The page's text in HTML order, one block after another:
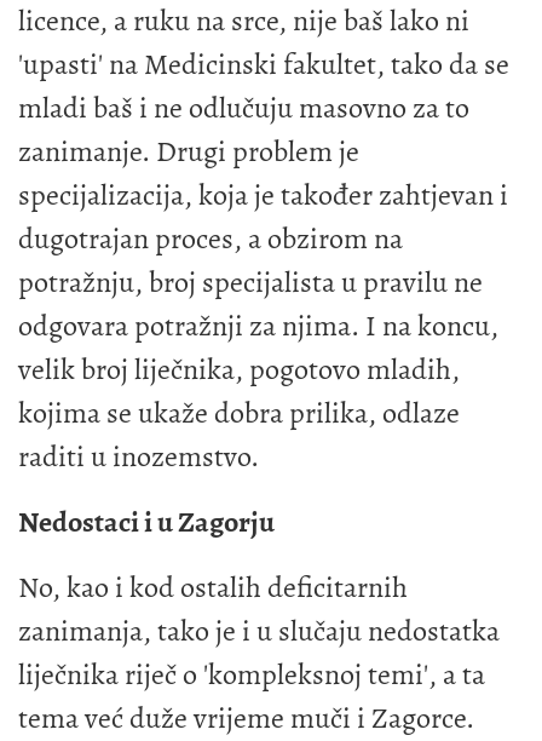
licence, a ruku na srce, nije baš lako ni
'upasti' na Medicinski fakultet, tako da se
mladi baš i ne odlučuju masovno za to
zanimanje. Drugi problem je
specijalizacija, koja je također zahtjevan i
dugotrajan proces, a obzirom na
potražnju, broj specijalista u pravilu ne
odgovara potražnji za njima. I na koncu,
velik broj liječnika, pogotovo mladih,
kojima se ukaže dobra prilika, odlaze
raditi u inozemstvo.
Nedostaci i u Zagorju
No, kao i kod ostalih deficitarnih
zanimanja, tako je i u slučaju nedostatka
liječnika riječ o 'kompleksnoj temi', a ta
tema već duže vrijeme muči i Zagorce.